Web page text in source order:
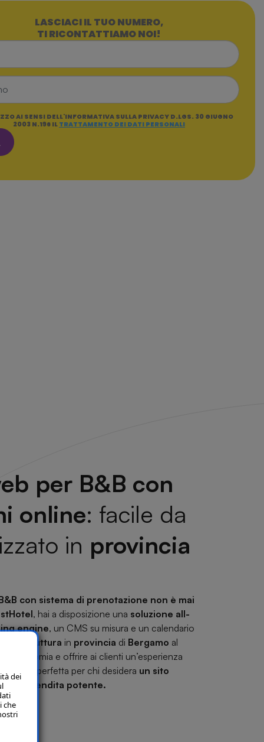
LASCIACI IL TUO NUMERO,
TI RICONTATTIAMO NOI!
AI SENSI DELL'INFORMATIVA SULLA PRIVACY D.LGS. 30 GIUGNO
2003 N.196 IL TRATTAMENTO DEI DATI PERSONALI
per B&B con
online: facile da
in provincia
con sistema di prenotazione non è mai
, hai a disposizione una soluzione all-
engine, un CMS su misura e un calendario
tua struttura in provincia di Bergamo al
autonomia e offrire ai clienti un’esperienza
perfetta per chi desidera un sito
di vendita potente.
dei
che